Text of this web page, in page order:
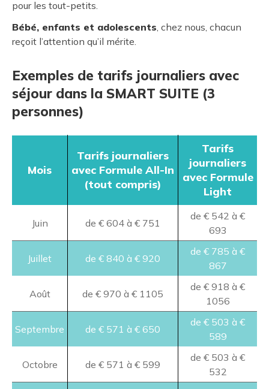
pour les tout-petits.
Bébé, enfants et adolescents, chez nous, chacun
reçoit l’attention qu’il mérite.
Exemples de tarifs journaliers avec
séjour dans la SMART SUITE (3
personnes)
Mois
Tarifs journaliers
avec Formule All-In
(tout compris)
Tarifs
journaliers
avec Formule
Light
Juin de € 604 à € 751
de € 542 à €
693
Juillet de € 840 à € 920
de € 785 à €
867
Août de € 970 à € 1105
de € 918 à €
1056
Septembre de € 571 à € 650
de € 503 à €
589
Octobre de € 571 à € 599
de € 503 à €
532